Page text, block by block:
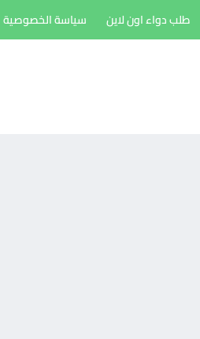
طلب دواء اون لاين سياسة الخصوصية